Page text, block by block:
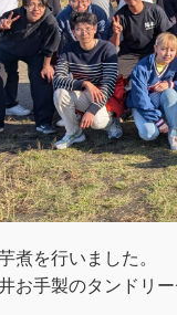
煮を行いました。
お手製のタンドリ